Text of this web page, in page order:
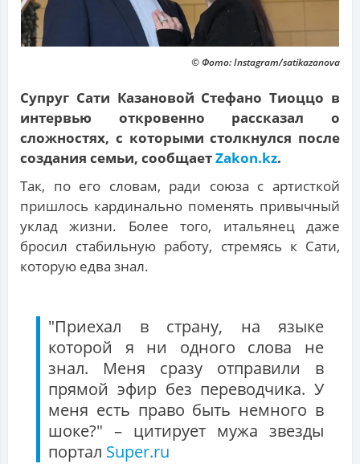
© Фото: Instagram/satikazanova
Супруг Сати Казановой Стефано Тиоццо в
интервью откровенно рассказал о
сложностях, с которыми столкнулся после
создания семьи, сообщаетZakon.kz.
Так, по его словам, ради союза с артисткой
пришлось кардинально поменять привычный
уклад жизни. Более того, итальянец даже
бросил стабильную работу, стремясь к Сати,
которую едва знал.
"Приехал в страну, на языке
которой я ни одного слова не
знал. Меня сразу отправили в
прямой эфир без переводчика. У
меня есть право быть немного в
шоке?" – цитирует мужа звезды
портал Super.ru